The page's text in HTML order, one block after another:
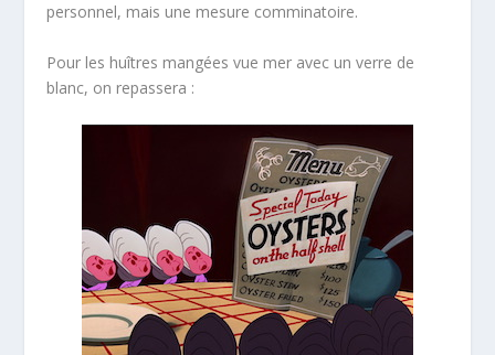
personnel, mais une mesure comminatoire.
Pour les huîtres mangées vue mer avec un verre de
blanc, on repassera :